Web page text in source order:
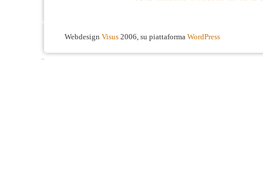
Webdesign Visus 2006, su piattaforma WordPress